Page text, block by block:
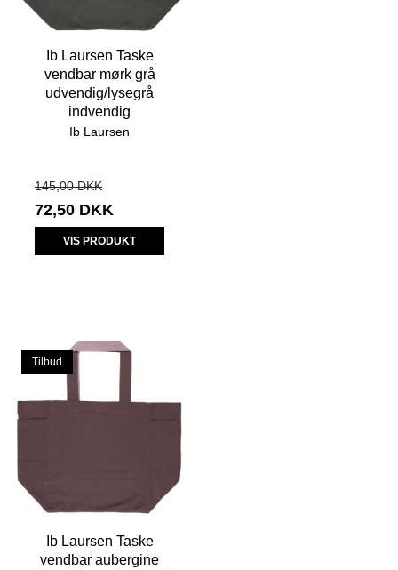
Ib Laursen Taske
vendbar mørk grå
udvendig/lysegrå
indvendig
Ib Laursen
145,00 DKK
72,50 DKK
VIS PRODUKT
Tilbud
Ib Laursen Taske
vendbar aubergine